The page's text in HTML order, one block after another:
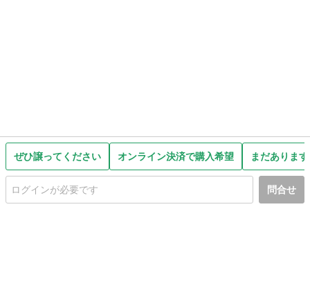
ぜひ譲ってください オンライン決済で購入希望 まだありま
問合せ